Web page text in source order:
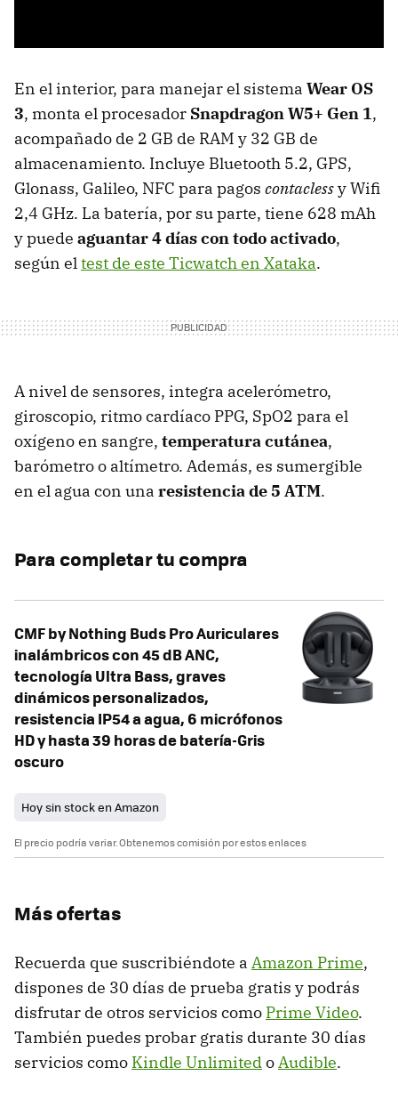
En el interior, para manejar el sistema Wear OS
3, monta el procesador Snapdragon W5+ Gen 1,
acompañado de 2 GB de RAM y 32 GB de
almacenamiento. Incluye Bluetooth 5.2, GPS,
Glonass, Galileo, NFC para pagos contaclessy Wifi
2,4 GHz. La batería, por su parte, tiene 628 mAh
y puede aguantar 4 días con todo activado,
según eltest de este Ticwatch en Xataka.
A nivel de sensores, integra acelerómetro,
giroscopio, ritmo cardíaco PPG, SpO2 para el
oxígeno en sangre, temperatura cutánea,
barómetro o altímetro. Además, es sumergible
en el agua con una resistencia de 5 ATM.
Para completar tu compra
CMF by Nothing Buds Pro Auriculares
inalámbricos con 45 dB ANC,
tecnología Ultra Bass, graves
dinámicos personalizados,
resistencia IP54 a agua, 6 micrófonos
HD y hasta 39 horas de batería-Gris
oscuro
Hoy sin stock en Amazon
El precio podría variar. Obtenemos comisión por estos enlaces
Más ofertas
Recuerda que suscribiéndote a Amazon Prime,
dispones de 30 días de prueba gratis y podrás
disfrutar de otros servicios como Prime Video.
También puedes probar gratis durante 30 días
servicios como Kindle UnlimitedoAudible.